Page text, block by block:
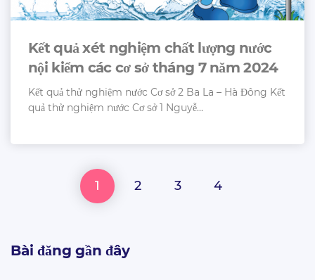
Kết quả xét nghiệm chất lượng nước
nội kiểm các cơ sở tháng 7 năm 2024
Kết quả thử nghiệm nước Cơ sở 2 Ba La – Hà Đông Kết
quả thử nghiệm nước Cơ sở 1 Nguyễ...
1 2 3 4
Bài đăng gần đây